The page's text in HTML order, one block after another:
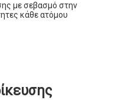
με σεβασμό στην
κάθε ατόμου